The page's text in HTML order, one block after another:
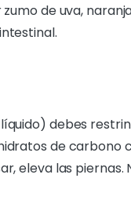
de uva,
debes
de carbono
eleva las